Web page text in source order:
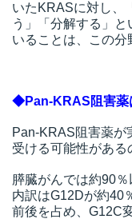
いたKRASに対し、
う」「分解する」
いることは、この分
◆Pan-KRAS阻害薬
Pan-KRAS阻害薬が
受ける可能性がある
膵臓がんでは約90
内訳はG12Dが約40
前後を占め、G12C